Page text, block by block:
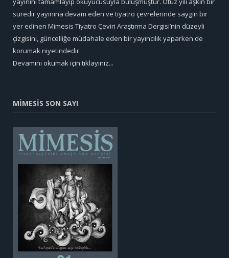
süredir yayınına devam eden ve tiyatro çevrelerinde saygın bir
yer edinen Mimesis Tiyatro Çeviri Araştırma Dergisi’nin düzeyli
çizgisini, güncelliğe müdahale eden bir yayıncılık yaparken de
korumak niyetindedir.
Devamını okumak için tıklayınız...
MİMESİS SON SAYI